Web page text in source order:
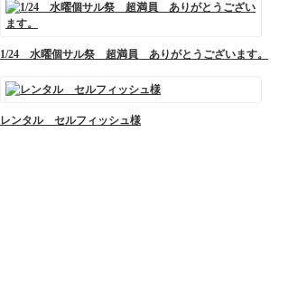
1/24 水曜個サル祭 超満員 ありがとうございます。
レンタル セルフィッシュ様